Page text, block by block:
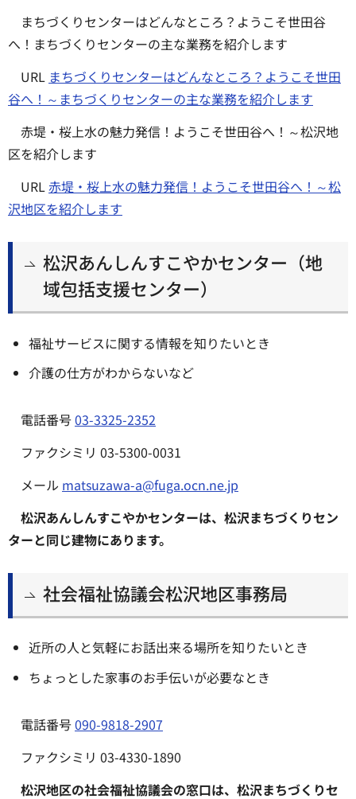
まちづくりセンターはどんなところ？ようこそ世田谷
へ！まちづくりセンターの主な業務を紹介します
URL まちづくりセンターはどんなところ？ようこそ世田
谷へ！～まちづくりセンターの主な業務を紹介します
赤堤・桜上水の魅力発信！ようこそ世田谷へ！～松沢地
区を紹介します
URL 赤堤・桜上水の魅力発信！ようこそ世田谷へ！～松
沢地区を紹介します
松沢あんしんすこやかセンター（地
域包括支援センター）
福祉サービスに関する情報を知りたいとき
介護の仕方がわからないなど
電話番号03-3325-2352
ファクシミリ 03-5300-0031
メール matsuzawa-a@fuga.ocn.ne.jp
松沢あんしんすこやかセンターは、松沢まちづくりセン
ターと同じ建物にあります。
社会福祉協議会松沢地区事務局
近所の人と気軽にお話出来る場所を知りたいとき
ちょっとした家事のお手伝いが必要なとき
電話番号090-9818-2907
ファクシミリ 03-4330-1890
松沢地区の社会福祉協議会の窓口は、松沢まちづくりセ